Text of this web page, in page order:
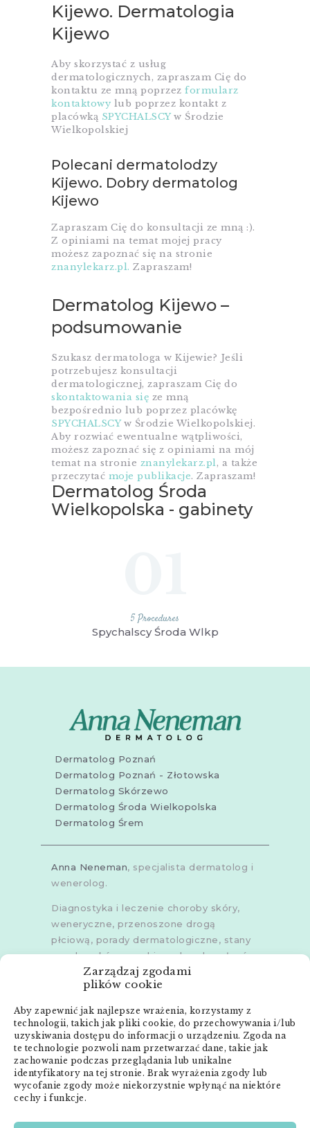
Zarządzaj zgodami
plików cookie
Aby zapewnić jak najlepsze wrażenia, korzystamy z
technologii, takich jak pliki cookie, do przechowywania i/lub
uzyskiwania dostępu do informacji o urządzeniu. Zgoda na
te technologie pozwoli nam przetwarzać dane, takie jak
zachowanie podczas przeglądania lub unikalne
identyfikatory na tej stronie. Brak wyrażenia zgody lub
wycofanie zgody może niekorzystnie wpłynąć na niektóre
cechy i funkcje.
Kijewo. Dermatologia
Kijewo
Aby skorzystać z usług
dermatologicznych, zapraszam Cię do
kontaktu ze mną poprzez formularz
kontaktowy lub poprzez kontakt z
placówką SPYCHALSCYw Środzie
Wielkopolskiej
Polecani dermatolodzy
Kijewo. Dobry dermatolog
Kijewo
Zapraszam Cię do konsultacji ze mną :).
Z opiniami na temat mojej pracy
możesz zapoznać się na stronie
znanylekarz.pl. Zapraszam!
Dermatolog Kijewo –
podsumowanie
Szukasz dermatologa w Kijewie? Jeśli
potrzebujesz konsultacji
dermatologicznej, zapraszam Cię do
skontaktowania się ze mną
bezpośrednio lub poprzez placówkę
SPYCHALSCYw Środzie Wielkopolskiej.
Aby rozwiać ewentualne wątpliwości,
możesz zapoznać się z opiniami na mój
temat na stronie znanylekarz.pl, a także
przeczytać moje publikacje. Zapraszam!
Dermatolog Środa
Wielkopolska - gabinety
5 Procedures
Spychalscy Środa Wlkp
Dermatolog Poznań
Dermatolog Poznań - Złotowska
Dermatolog Skórzewo
Dermatolog Środa Wielkopolska
Dermatolog Śrem
Anna Neneman, specjalista dermatolog i
wenerolog.
Diagnostyka i leczenie choroby skóry,
weneryczne, przenoszone drogą
płciową, porady dermatologiczne, stany
zapalne skóry, grzybice, choroby włosów,
dermoskopia, trichoskopia, u dorosłych i
Gabinety wPoznaniu,Poznaniu -
Złotowska,Skórzewie,Środzie
WielkopolskiejiŚremie
Menu:
Strona główna
Anna Neneman – ZnanyLekarz.pl